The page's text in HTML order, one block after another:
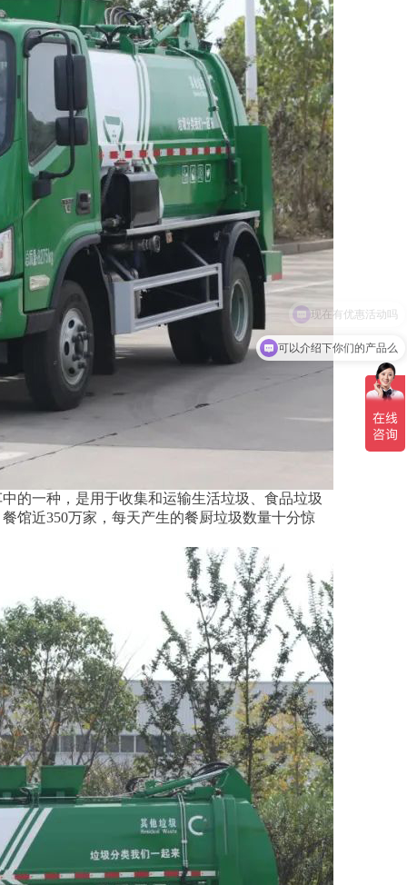
的一种，是用于收集和运输生活垃圾、食品垃圾
馆近350万家，每天产生的餐厨垃圾数量十分惊
可以介绍下你们的产品么